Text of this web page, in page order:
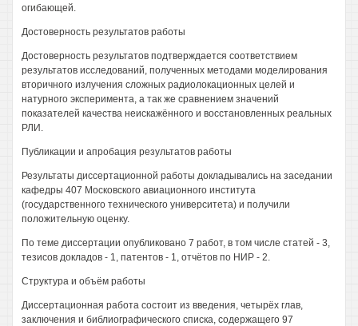
огибающей.
Достоверность результатов работы
Достоверность результатов подтверждается соответствием
результатов исследований, полученных методами моделирования
вторичного излучения сложных радиолокационных целей и
натурного эксперимента, а так же сравнением значений
показателей качества неискажённого и восстановленных реальных
РЛИ.
Публикации и апробация результатов работы
Результаты диссертационной работы докладывались на заседании
кафедры 407 Московского авиационного института
(государственного технического университета) и получили
положительную оценку.
По теме диссертации опубликовано 7 работ, в том числе статей - 3,
тезисов докладов - 1, патентов - 1, отчётов по НИР - 2.
Структура и объём работы
Диссертационная работа состоит из введения, четырёх глав,
заключения и библиографического списка, содержащего 97